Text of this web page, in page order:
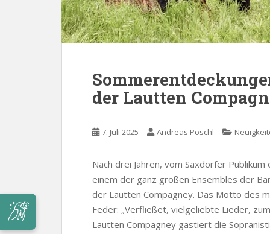
der Lautten
7. Juli 2025 Andreas Pöschl
Nach drei Jahren, vom Saxdorfer
einem der ganz großen Ensembles der
der Lautten Compagney. Das Motto des
Feder: „Verfließet, vielgeliebte Lieder,
Lautten Compagney gastiert die